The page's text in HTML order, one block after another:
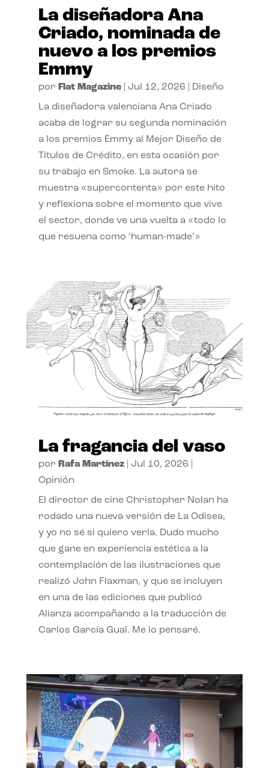
La diseñadora Ana
Criado, nominada de
nuevo a los premios
Emmy
por Flat Magazine| Jul 12, 2026 Diseño
La diseñadora valenciana Ana Criado
acaba de lograr su segunda nominación
a los premios Emmy al Mejor Diseño de
Títulos de Crédito, en esta ocasión por
su trabajo en Smoke. La autora se
muestra «supercontenta» por este hito
y reflexiona sobre el momento que vive
el sector, donde ve una vuelta a «todo lo
que resuena como ‘human-made’»
La fragancia del vaso
por Rafa Martínez| Jul 10, 2026
Opinión
El director de cine Christopher Nolan ha
rodado una nueva versión de La Odisea,
y yo no sé si quiero verla. Dudo mucho
que gane en experiencia estética a la
contemplación de las ilustraciones que
realizó John Flaxman, y que se incluyen
en una de las ediciones que publicó
Alianza acompañando a la traducción de
Carlos García Gual. Me lo pensaré.